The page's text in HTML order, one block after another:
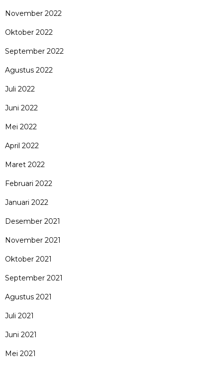
November 2022
Oktober 2022
September 2022
Agustus 2022
Juli 2022
Juni 2022
Mei 2022
April 2022
Maret 2022
Februari 2022
Januari 2022
Desember 2021
November 2021
Oktober 2021
September 2021
Agustus 2021
Juli 2021
Juni 2021
Mei 2021